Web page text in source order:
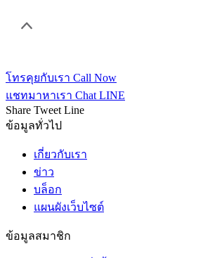
โทรคุยกับเรา Call Now
แชทมาหาเรา Chat LINE
Share Tweet Line
ข้อมูลทั่วไป
เกี่ยวกับเรา
ข่าว
บล็อก
แผนผังเว็บไซต์
ข้อมูลสมาชิก